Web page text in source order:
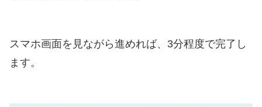
スマホ画面を見ながら進めれば、3分程度で完了し
ます。